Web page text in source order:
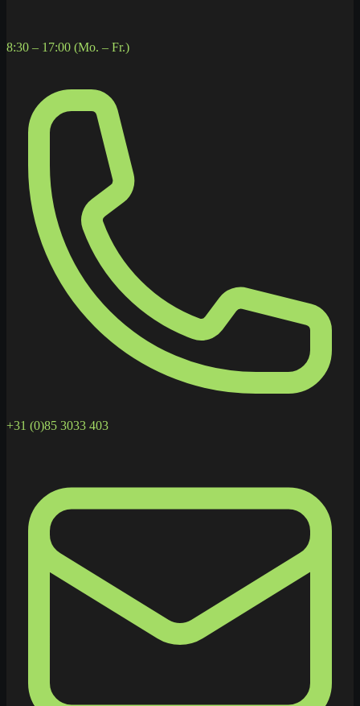
8:30 – 17:00 (Mo. – Fr.)
+31 (0)85 3033 403